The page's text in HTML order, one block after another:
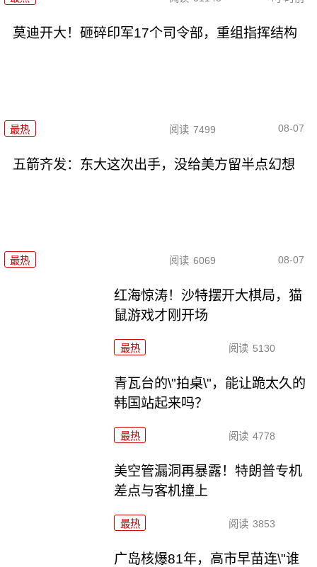
莫迪开大！砸碎印军17个司令部，重组指挥结构
最热 阅读 7499 08-07
五箭齐发：东大这次出手，没给美方留半点幻想
最热 阅读 6069 08-07
红海惊涛！沙特摆开大棋局，猫
鼠游戏才刚开场
最热 阅读 5130
青瓦台的\"拍桌\"，能让跪太久的
韩国站起来吗？
最热 阅读 4778
美空管漏洞再暴露！特朗普专机
差点与客机撞上
最热 阅读 3853
广岛核爆81年，高市早苗连\"谁